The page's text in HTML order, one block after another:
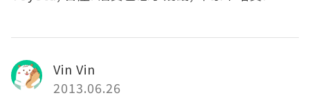
Vin Vin
2013.06.26